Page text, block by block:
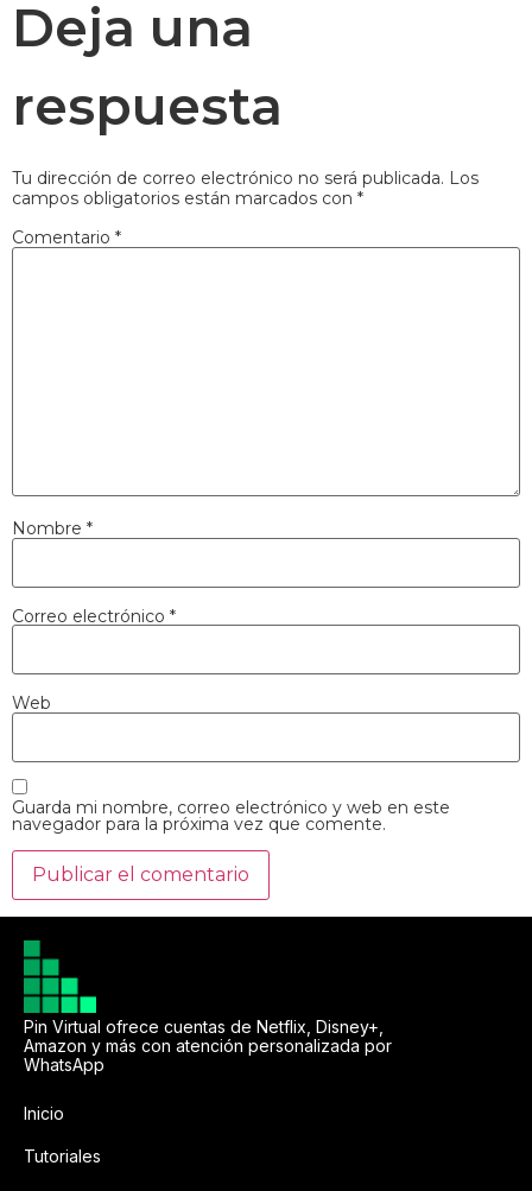
Deja una
respuesta
Tu dirección de correo electrónico no será publicada. Los
campos obligatorios están marcados con *
Comentario *
Nombre *
Correo electrónico *
Web
Guarda mi nombre, correo electrónico y web en este
navegador para la próxima vez que comente.
Pin Virtual ofrece cuentas de Netflix, Disney+,
Amazon y más con atención personalizada por
WhatsApp
Inicio
Tutoriales